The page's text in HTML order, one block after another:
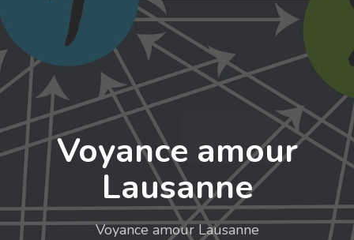
Voyance amour
Lausanne
Voyance amour Lausanne